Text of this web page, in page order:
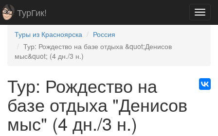
ТурГик!
Туры из Красноярска
Россия
Тур: Рождество на базе отдыха &quot;Денисов
мыс&quot; (4 дн./3 н.)
Тур: Рождество на
базе отдыха "Денисов
мыс" (4 дн./3 н.)